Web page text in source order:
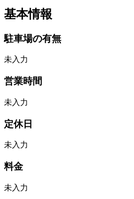
基本情報
駐車場の有無
未入力
営業時間
未入力
定休日
未入力
料金
未入力